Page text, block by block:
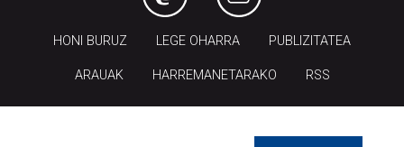
HONI BURUZ LEGE OHARRA PUBLIZITATEA
ARAUAK HARREMANETARAKO RSS